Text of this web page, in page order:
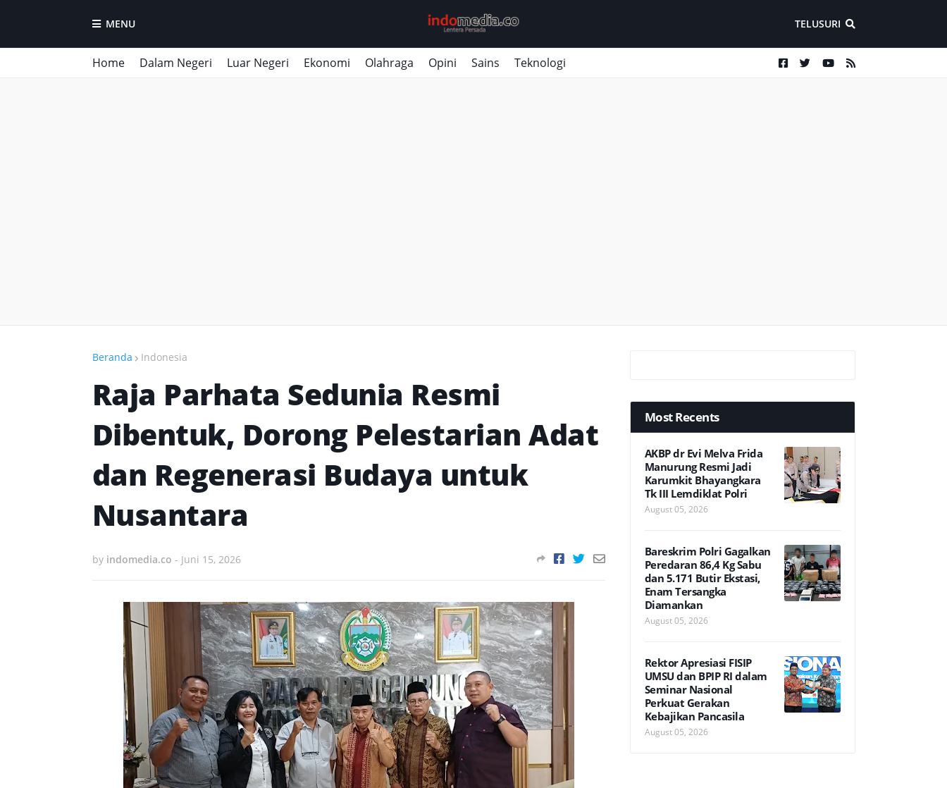
MENU TELUSURI
Home Dalam Negeri Luar Negeri Ekonomi Olahraga Opini Sains Teknologi
Beranda Indonesia
Raja Parhata Sedunia Resmi
Dibentuk, Dorong Pelestarian Adat
dan Regenerasi Budaya untuk
Nusantara
by indomedia.co - Juni 15, 2026
Most Recents
AKBP dr Evi Melva Frida
Manurung Resmi Jadi
Karumkit Bhayangkara
Tk III Lemdiklat Polri
August 05, 2026
Bareskrim Polri Gagalkan
Peredaran 86,4 Kg Sabu
dan 5.171 Butir Ekstasi,
Enam Tersangka
Diamankan
August 05, 2026
Rektor Apresiasi FISIP
UMSU dan BPIP RI dalam
Seminar Nasional
Perkuat Gerakan
Kebajikan Pancasila
August 05, 2026